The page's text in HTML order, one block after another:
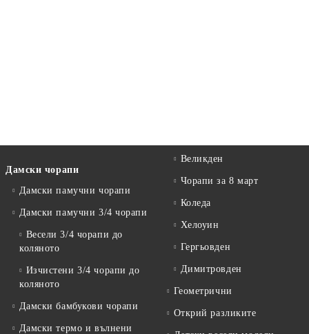
Дамски чорапи
Дамски памучни чорапи
Дамски памучни 3/4 чорапи
Весели 3/4 чорапи до
коляното
Изчистени 3/4 чорапи до
коляното
Дамски бамбукови чорапи
Дамски термо и вълнени
Великден
Чорапи за 8 март
Коледа
Хелоуин
Гергьовден
Димитровден
Геометрични
Открий разликите